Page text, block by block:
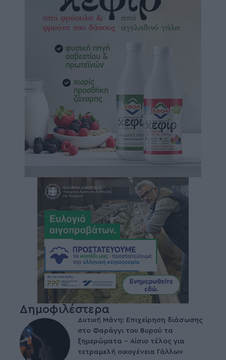
Δημοφιλέστερα
Δυτική Μάνη: Επιχείρηση διάσωσης
στο Φαράγγι του Βυρού τα
ξημερώματα – Αίσιο τέλος για
τετραμελή οικογένεια Γάλλων